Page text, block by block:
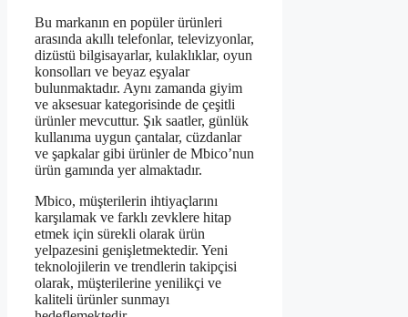
Bu markanın en popüler ürünleri
arasında akıllı telefonlar, televizyonlar,
dizüstü bilgisayarlar, kulaklıklar, oyun
konsolları ve beyaz eşyalar
bulunmaktadır. Aynı zamanda giyim
ve aksesuar kategorisinde de çeşitli
ürünler mevcuttur. Şık saatler, günlük
kullanıma uygun çantalar, cüzdanlar
ve şapkalar gibi ürünler de Mbico’nun
ürün gamında yer almaktadır.
Mbico, müşterilerin ihtiyaçlarını
karşılamak ve farklı zevklere hitap
etmek için sürekli olarak ürün
yelpazesini genişletmektedir. Yeni
teknolojilerin ve trendlerin takipçisi
olarak, müşterilerine yenilikçi ve
kaliteli ürünler sunmayı